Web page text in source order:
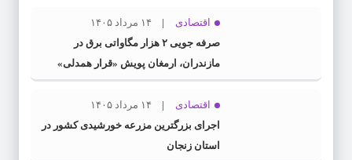
اقتصادی
۱۴ مرداد ۱۴۰۵
صرفه جویی ۲ هزار مگاواتی برق در
مازندران، ارمغان پویش «قرار همدلی»
اقتصادی
۱۴ مرداد ۱۴۰۵
اجرای بزرگترین مزرعه خورشیدی کشور در
استان زنجان